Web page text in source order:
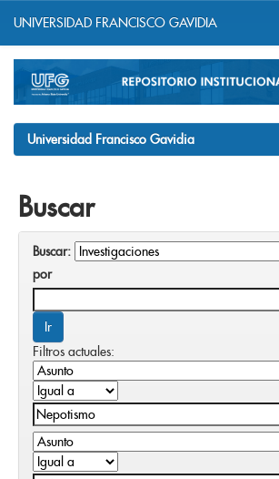
navigation
UNIVERSIDAD FRANCISCO GAVIDIA
Universidad Francisco Gavidia
Buscar
Buscar:
por
Filtros actuales: